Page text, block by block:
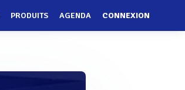
PRODUITS AGENDA CONNEXION